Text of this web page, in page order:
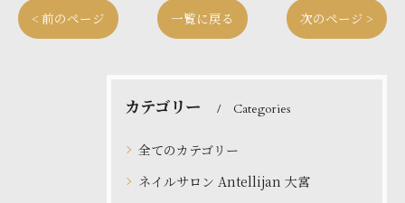
< 前のページ 一覧に戻る 次のページ >
カテゴリー Categories
全てのカテゴリー
ネイルサロン Antellijan 大宮